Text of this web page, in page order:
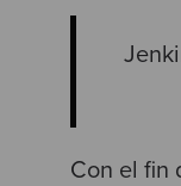
Con el fin